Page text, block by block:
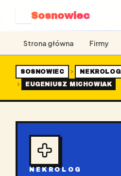
Sosnowiec
Strona główna Firmy
SOSNOWIEC
NEKROLOGI
EUGENIUSZ MICHOWIAK
NEKROLOG